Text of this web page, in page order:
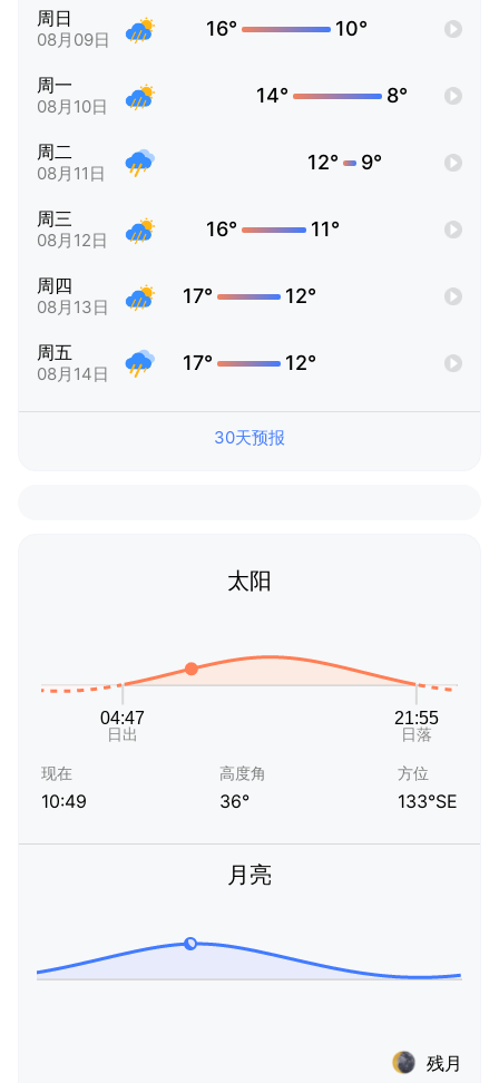
周日
08月09日 16° 10°
周一
08月10日 14° 8°
周二
08月11日 12° 9°
周三
08月12日 16° 11°
周四
08月13日 17° 12°
周五
08月14日 17° 12°
30天预报
太阳
现在
10:49
高度角
36°
方位
133°SE
月亮
残月